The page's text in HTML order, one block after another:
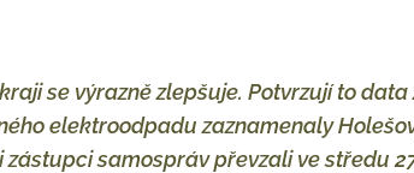
se výrazně zlepšuje. Potvrzují to data
elektroodpadu zaznamenaly
samospráv převzali ve středu